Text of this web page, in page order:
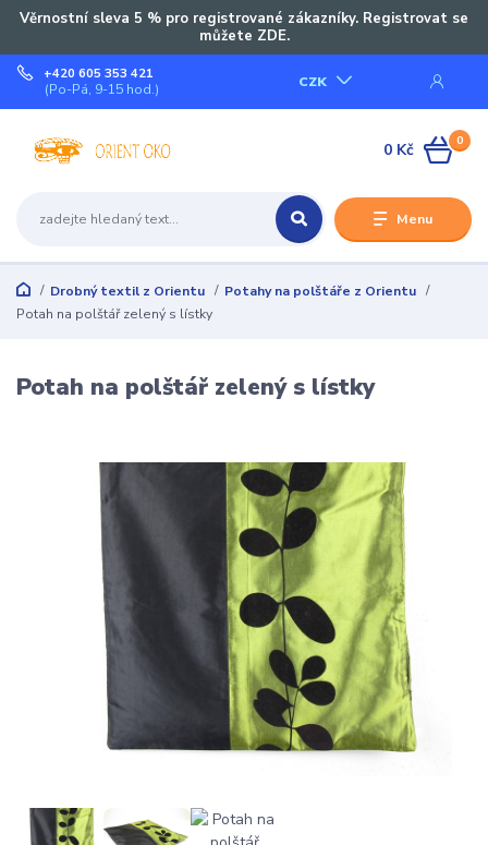
Věrnostní sleva 5 % pro registrované zákazníky. Registrovat se
můžete ZDE.
Menu
CZK
+420 605 353 421
(Po-Pá, 9-15 hod.)
0
0 Kč
Drobný textil z Orientu
Potahy na polštáře z Orientu
Potah na polštář zelený s lístky
Potah na polštář zelený s lístky